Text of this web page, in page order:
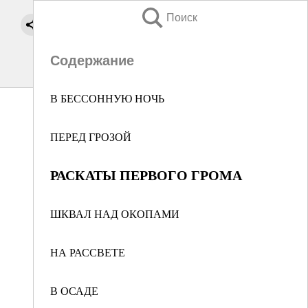
Поиск
Содержание
В БЕССОННУЮ НОЧЬ
ПЕРЕД ГРОЗОЙ
РАСКАТЫ ПЕРВОГО ГРОМА
ШКВАЛ НАД ОКОПАМИ
НА РАССВЕТЕ
В ОСАДЕ